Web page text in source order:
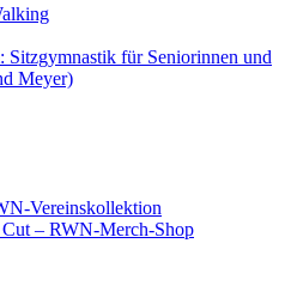
Sitzgymnastik für Seniorinnen und
Meyer)
Vereinskollektion
– RWN-Merch-Shop